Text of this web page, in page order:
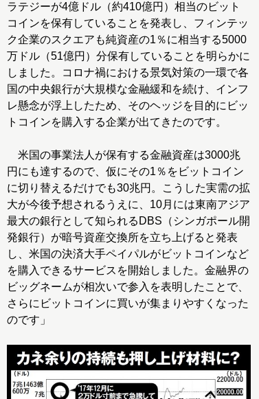
ラテジーが4億ドル（約410億円）相当のビット
コインを保有していることを発表し、フィンテッ
ク企業のスクエアも純資産の1％に相当する5000
万ドル（51億円）分保有していることを明らかに
しました。コロナ禍における景気対策の一環で各
国の中央銀行が大規模な金融緩和を続け、インフ
レ懸念が浮上したため、そのヘッジを目的にビッ
トコインを購入する企業が出てきたのです。
米国の事業法人が保有する金融資産は3000兆
円にも達するので、仮にその1％をビットコイン
に切り替えるだけでも30兆円。こうした実需の拡
大が今後予想されるうえに、10月には東南アジア
最大の銀行として知られるDBS（シンガポール開
発銀行）が暗号資産交換所を立ち上げると発表
し、米国の決済大手ペイパルがビットコインなど
を購入できるサービスを開始しました。金融界の
ビッグネームが相次いで参入を表明したことで、
さらにビットコインに買いが集まりやすくなった
のです」